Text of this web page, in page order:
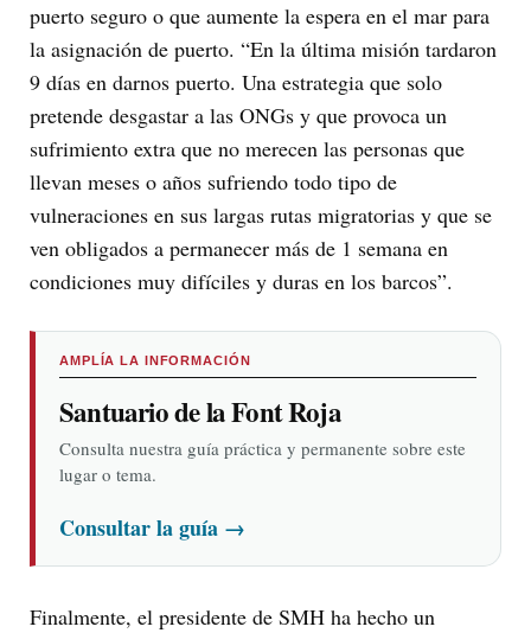
puerto seguro o que aumente la espera en el mar para
la asignación de puerto. “En la última misión tardaron
9 días en darnos puerto. Una estrategia que solo
pretende desgastar a las ONGs y que provoca un
sufrimiento extra que no merecen las personas que
llevan meses o años sufriendo todo tipo de
vulneraciones en sus largas rutas migratorias y que se
ven obligados a permanecer más de 1 semana en
condiciones muy difíciles y duras en los barcos”.
AMPLÍA LA INFORMACIÓN
Santuario de la Font Roja
Consulta nuestra guía práctica y permanente sobre este
lugar o tema.
Consultar la guía →
Finalmente, el presidente de SMH ha hecho un